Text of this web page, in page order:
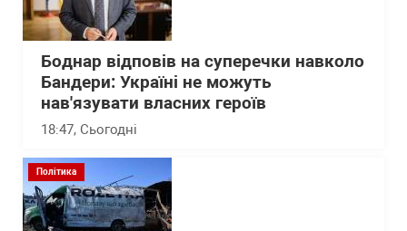
Боднар відповів на суперечки навколо
Бандери: Україні не можуть
нав'язувати власних героїв
18:47, Сьогодні
Політика